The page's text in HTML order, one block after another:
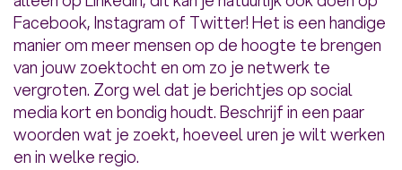
Facebook, Instagram of Twitter! Het is een handige
manier om meer mensen op de hoogte te brengen
van jouw zoektocht en om zo je netwerk te
vergroten. Zorg wel dat je berichtjes op social
media kort en bondig houdt. Beschrijf in een paar
woorden wat je zoekt, hoeveel uren je wilt werken
en in welke regio.